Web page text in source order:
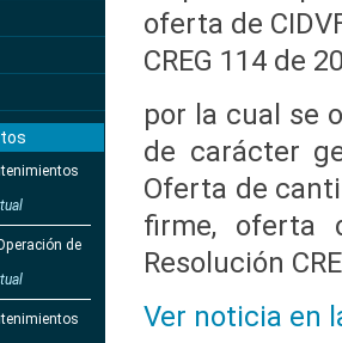
de
oferta de
CREG 114 de
por la cual se
de carácter
Oferta de
firme, oferta
Resolución
Ver noticia en